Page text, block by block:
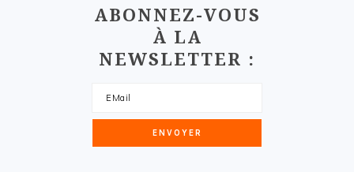
ABONNEZ-VOUS
À LA
NEWSLETTER :